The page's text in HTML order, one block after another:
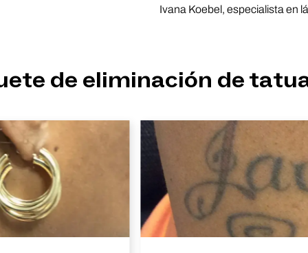
Ivana Koebel, especialista en
de eliminación de